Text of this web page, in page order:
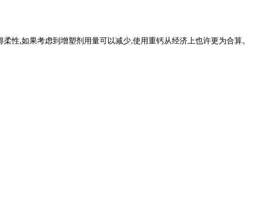
性,如果考虑到增塑剂用量可以减少,使用重钙从经济上也许更为合算。